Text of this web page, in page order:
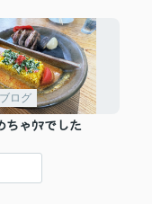
ログ
ちゃｳﾏでした